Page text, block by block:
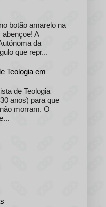
botão amarelo na
abençoe! A
da
que repr...
Teologia em
de Teologia
anos) para que
morram. O